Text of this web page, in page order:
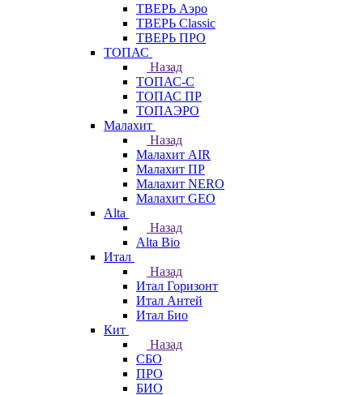
ТВЕРЬ Аэро
ТВЕРЬ Classic
ТВЕРЬ ПРО
ТОПАС
Назад
ТОПАС-С
ТОПАС ПР
ТОПАЭРО
Малахит
Назад
Малахит AIR
Малахит ПР
Малахит NERO
Малахит GEO
Alta
Назад
Alta Bio
Итал
Назад
Итал Горизонт
Итал Антей
Итал Био
Кит
Назад
СБО
ПРО
БИО